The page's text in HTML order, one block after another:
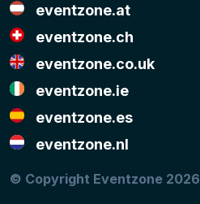
eventzone.at
eventzone.ch
eventzone.co.uk
eventzone.ie
eventzone.es
eventzone.nl
© Copyright Eventzone 2026